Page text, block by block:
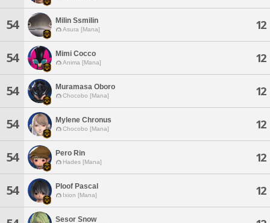
54 Milin Ssmilin
Asura [Mana] 12
54 Mimi Cocco
Anima [Mana] 12
54 Muramasa Oboro
Chocobo [Mana] 12
54 Mylene Chronus
Chocobo [Mana] 12
54 Pero Rin
Hades [Mana] 12
54 Ploof Pascal
Ixion [Mana] 12
Sesor Snow